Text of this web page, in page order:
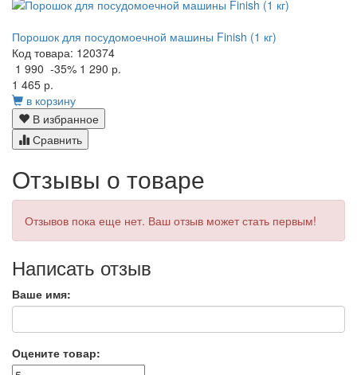
Порошок для посудомоечной машины Finish (1 кг)
Код товара: 120374
1 990 -35% 1 290 р.
1 465 р.
в корзину
В избранное
Сравнить
Отзывы о товаре
Отзывов пока еще нет. Ваш отзыв может стать первым!
Написать отзыв
Ваше имя:
Оцените товар: